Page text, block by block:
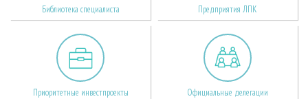
Библиотека специалиста Предприятия ЛПК
Приоритетные инвестпроекты Официальные делегации